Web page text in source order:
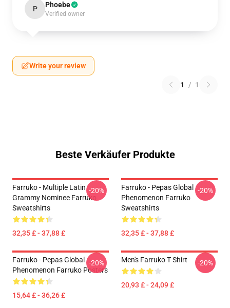
P Phoebe
Verified owner
Write your review
1 / 1
Beste Verkäufer Produkte
Farruko - Multiple Latin
Grammy Nominee Farruko
Sweatshirts
32,35 £ - 37,88 £
-20%
Farruko - Pepas Global
Phenomenon Farruko
Sweatshirts
32,35 £ - 37,88 £
-20%
Farruko - Pepas Global
Phenomenon Farruko Posters
15,64 £ - 36,26 £
-20% Men's Farruko T Shirt
20,93 £ - 24,09 £
-20%